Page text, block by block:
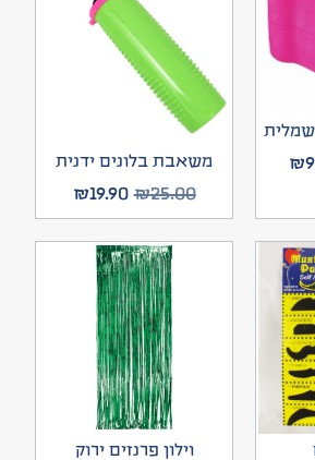
₪ משאבת בלונים ידנית
₪25.00
₪19.90
וילון פרנזים ירוק